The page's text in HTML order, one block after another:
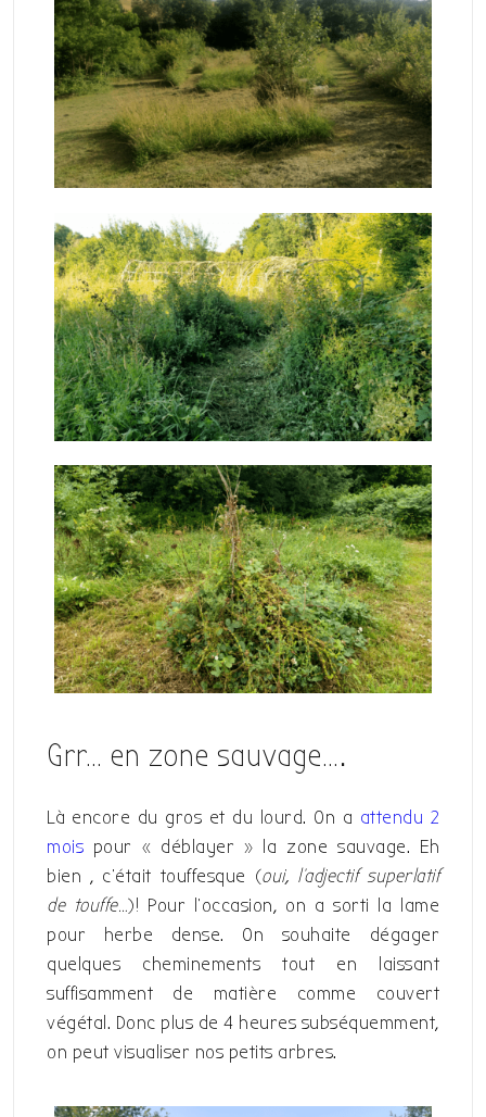
Grr… en zone sauvage….
Là encore du gros et du lourd. On a attendu 2
mois pour « déblayer » la zone sauvage. Eh
bien , c’était touffesque (oui, l’adjectif superlatif
de touffe…)! Pour l’occasion, on a sorti la lame
pour herbe dense. On souhaite dégager
quelques cheminements tout en laissant
suffisamment de matière comme couvert
végétal. Donc plus de 4 heures subséquemment,
on peut visualiser nos petits arbres.